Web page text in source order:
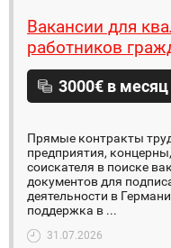
Вакансии для
работников
3000€ в месяц
Прямые контракты
предприятия,
соискателя в поиске
документов для
деятельности в
поддержка в ...
31.07.2026